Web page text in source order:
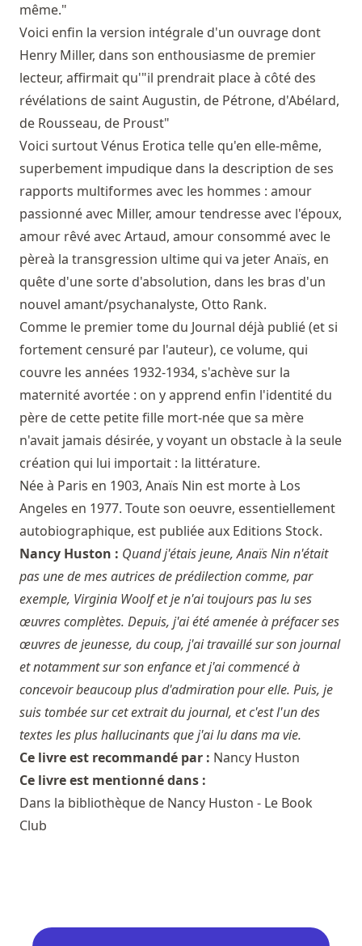
même."
Voici enfin la version intégrale d'un ouvrage dont
Henry Miller, dans son enthousiasme de premier
lecteur, affirmait qu'"il prendrait place à côté des
révélations de saint Augustin, de Pétrone, d'Abélard,
de Rousseau, de Proust"
Voici surtout Vénus Erotica telle qu'en elle-même,
superbement impudique dans la description de ses
rapports multiformes avec les hommes : amour
passionné avec Miller, amour tendresse avec l'époux,
amour rêvé avec Artaud, amour consommé avec le
pèreà la transgression ultime qui va jeter Anaïs, en
quête d'une sorte d'absolution, dans les bras d'un
nouvel amant/psychanalyste, Otto Rank.
Comme le premier tome du Journal déjà publié (et si
fortement censuré par l'auteur), ce volume, qui
couvre les années 1932-1934, s'achève sur la
maternité avortée : on y apprend enfin l'identité du
père de cette petite fille mort-née que sa mère
n'avait jamais désirée, y voyant un obstacle à la seule
création qui lui importait : la littérature.
Née à Paris en 1903, Anaïs Nin est morte à Los
Angeles en 1977. Toute son oeuvre, essentiellement
autobiographique, est publiée aux Editions Stock.
Nancy Huston : Quand j'étais jeune, Anaïs Nin n'était
pas une de mes autrices de prédilection comme, par
exemple, Virginia Woolf et je n'ai toujours pas lu ses
œuvres complètes. Depuis, j'ai été amenée à préfacer ses
œuvres de jeunesse, du coup, j'ai travaillé sur son journal
et notamment sur son enfance et j'ai commencé à
concevoir beaucoup plus d'admiration pour elle. Puis, je
suis tombée sur cet extrait du journal, et c'est l'un des
textes les plus hallucinants que j'ai lu dans ma vie.
Ce livre est recommandé par : Nancy Huston
Ce livre est mentionné dans :
Dans la bibliothèque de Nancy Huston - Le Book
Club